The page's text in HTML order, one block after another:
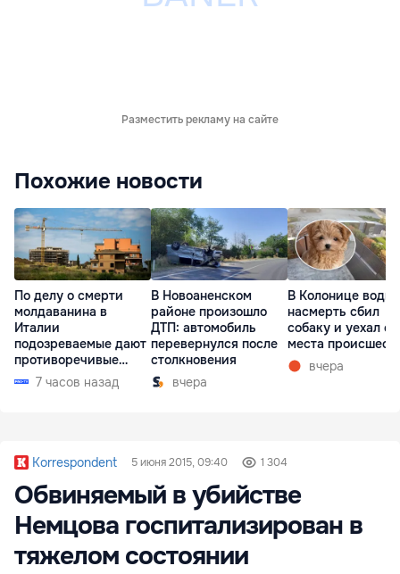
Разместить рекламу на сайте
Похожие новости
По делу о смерти
молдаванина в
Италии
подозреваемые дают
противоречивые
показания
7 часов назад
В Новоаненском
районе произошло
ДТП: автомобиль
перевернулся после
столкновения
вчера
В Колонице
насмерть сбил
собаку и уехал с
места
вчера
Korrespondent 5 июня 2015, 09:40 1 304
Обвиняемый в убийстве
Немцова госпитализирован в
тяжелом состоянии